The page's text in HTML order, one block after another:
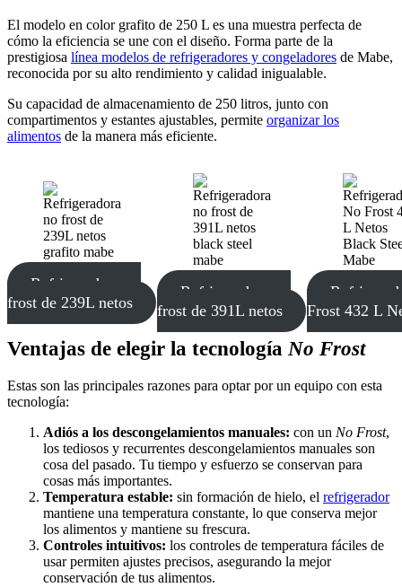
El modelo en color grafito de 250 L es una muestra perfecta de
cómo la eficiencia se une con el diseño. Forma parte de la
prestigiosa línea modelos de refrigeradores y congeladores de Mabe,
reconocida por su alto rendimiento y calidad inigualable.
Su capacidad de almacenamiento de 250 litros, junto con
compartimentos y estantes ajustables, permite organizar los
alimentos de la manera más eficiente.
Refrigeradora no
frost de 239L netos
Refrigeradora no
frost de 391L netos
Frost 432 L
Ventajas de elegir la tecnologíaNo Frost
Estas son las principales razones para optar por un equipo con esta
tecnología:
Adiós a los descongelamientos manuales: con un No Frost,
los tediosos y recurrentes descongelamientos manuales son
cosa del pasado. Tu tiempo y esfuerzo se conservan para
cosas más importantes.
Temperatura estable: sin formación de hielo, el refrigerador
mantiene una temperatura constante, lo que conserva mejor
los alimentos y mantiene su frescura.
Controles intuitivos: los controles de temperatura fáciles de
usar permiten ajustes precisos, asegurando la mejor
conservación de tus alimentos.